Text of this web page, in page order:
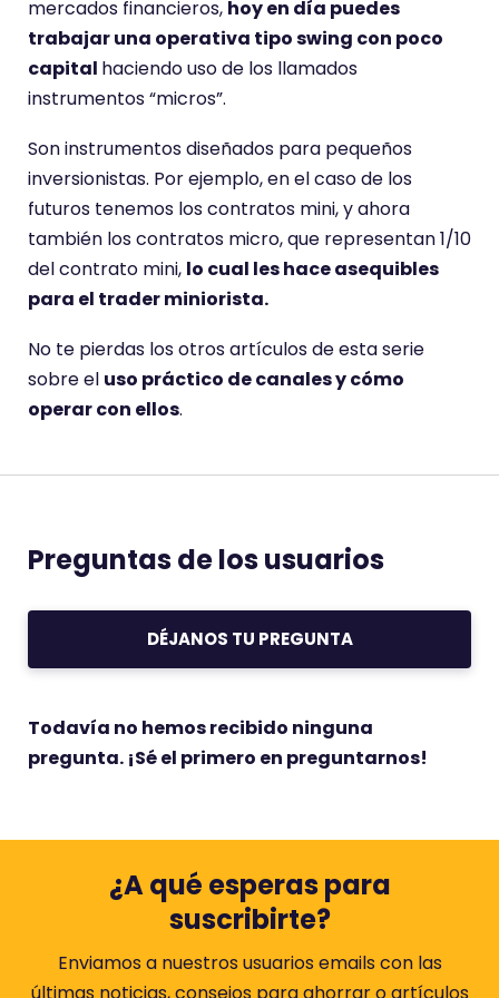
mercados financieros, hoy en día puedes
trabajar una operativa tipo swing con poco
capital haciendo uso de los llamados
instrumentos “micros”.
Son instrumentos diseñados para pequeños
inversionistas. Por ejemplo, en el caso de los
futuros tenemos los contratos mini, y ahora
también los contratos micro, que representan 1/10
del contrato mini, lo cual les hace asequibles
para el trader miniorista.
No te pierdas los otros artículos de esta serie
sobre el uso práctico de canales y cómo
operar con ellos.
Preguntas de los usuarios
DÉJANOS TU PREGUNTA
Todavía no hemos recibido ninguna
pregunta. ¡Sé el primero en preguntarnos!
¿A qué esperas para
suscribirte?
Enviamos a nuestros usuarios emails con las
últimas noticias, consejos para ahorrar o artículos